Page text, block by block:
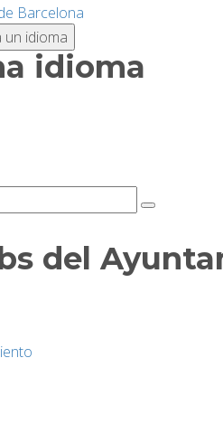
un idioma
idioma
del